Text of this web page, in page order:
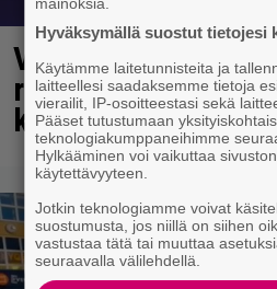
Vappu Pimiä sai
ravintolassa –
kahteen asiaan
Hyväksymällä suostut tietojesi
Käytämme laitetunnisteita ja
laitteellesi saadaksemme tietoja
vierailit, IP-osoitteestasi sekä
Pääset tutustumaan
teknologiakumppaneihimme
Hylkääminen voi vaikuttaa
käytettävyyteen.
Jotkin teknologiamme voivat
suostumusta, jos niillä on siihen
vastustaa tätä tai muuttaa
seuraavalla välilehdellä.